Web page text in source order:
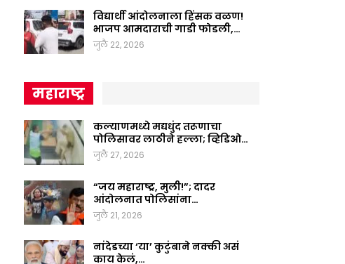
विद्यार्थी आंदोलनाला हिंसक वळण!
भाजप आमदाराची गाडी फोडली,…
जुलै 22, 2026
महाराष्ट्र
कल्याणमध्ये मद्यधुंद तरूणाचा
पोलिसावर लाठीने हल्ला; व्हिडिओ…
जुलै 27, 2026
“जय महाराष्ट्र, मुली!”; दादर
आंदोलनात पोलिसांना…
जुलै 21, 2026
नांदेडच्या ‘या’ कुटुंबाने नक्की असं
काय केलं,…